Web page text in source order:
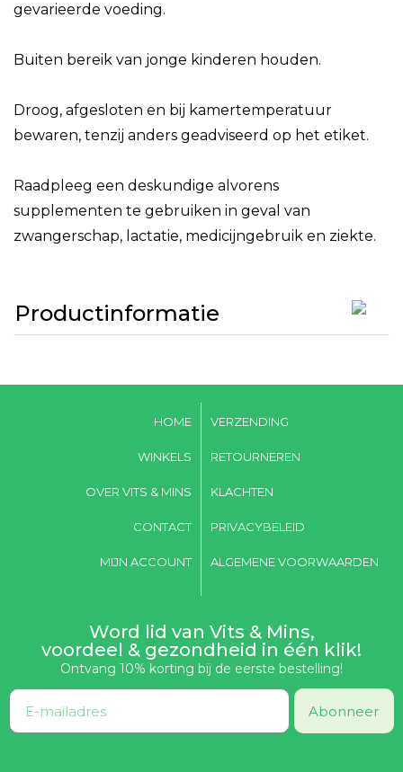
gevarieerde voeding.
Buiten bereik van jonge kinderen houden.
Droog, afgesloten en bij kamertemperatuur
bewaren, tenzij anders geadviseerd op het etiket.
Raadpleeg een deskundige alvorens
supplementen te gebruiken in geval van
zwangerschap, lactatie, medicijngebruik en ziekte.
Productinformatie
HOME
WINKELS
OVER VITS & MINS
CONTACT
MIJN ACCOUNT
VERZENDING
RETOURNEREN
KLACHTEN
PRIVACYBELEID
ALGEMENE VOORWAARDEN
Word lid van Vits & Mins,
voordeel & gezondheid in één klik!
Ontvang 10% korting bij de eerste bestelling!
Abonneer